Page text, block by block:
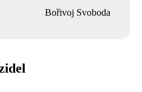
Bořivoj Svoboda